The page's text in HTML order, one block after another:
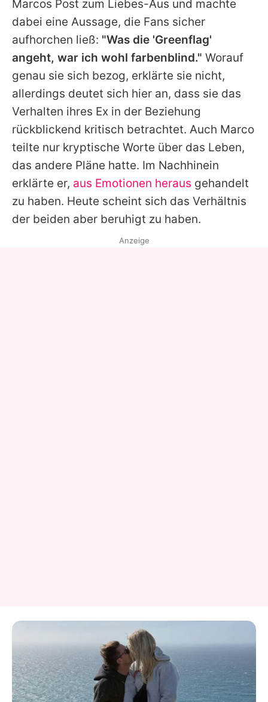
Marcos Post zum Liebes-Aus und machte
dabei eine Aussage, die Fans sicher
aufhorchen ließ: "Was die 'Greenflag'
angeht, war ich wohl farbenblind." Worauf
genau sie sich bezog, erklärte sie nicht,
allerdings deutet sich hier an, dass sie das
Verhalten ihres Ex in der Beziehung
rückblickend kritisch betrachtet. Auch Marco
teilte nur kryptische Worte über das Leben,
das andere Pläne hatte. Im Nachhinein
erklärte er, aus Emotionen heraus gehandelt
zu haben. Heute scheint sich das Verhältnis
der beiden aber beruhigt zu haben.
Anzeige